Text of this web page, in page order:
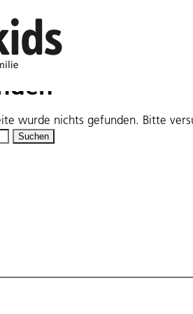
wurde nichts gefunden. Bitte